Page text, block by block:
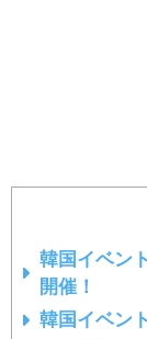
韓国イベン
開催！
韓国イベン